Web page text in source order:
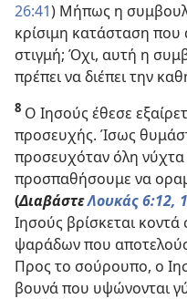
26:41) Μήπως η
κρίσιμη κατάσταση που
στιγμή; Όχι, αυτή η
πρέπει να διέπει την
8 Ο Ιησούς έθεσε
προσευχής. Ίσως
προσευχόταν όλη
προσπαθήσουμε να
(ΔιαβάστεΛουκάς 6:12,
Ιησούς βρίσκεται
ψαράδων που
Προς το σούρουπο, ο
βουνά που υψώνονται